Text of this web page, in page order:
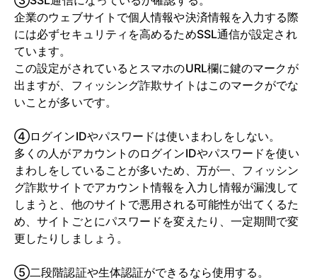
企業のウェブサイトで個人情報や決済情報を入力する際
には必ずセキュリティを高めるためSSL通信が設定され
ています。
この設定がされているとスマホのURL欄に鍵のマークが
出ますが、フィッシング詐欺サイトはこのマークがでな
いことが多いです。
④ログインIDやパスワードは使いまわしをしない。
多くの人がアカウントのログインIDやパスワードを使い
まわしをしていることが多いため、万が一、フィッシン
グ詐欺サイトでアカウント情報を入力し情報が漏洩して
しまうと、他のサイトで悪用される可能性が出てくるた
め、サイトごとにパスワードを変えたり、一定期間で変
更したりしましょう。
⑤二段階認証や生体認証ができるなら使用する。